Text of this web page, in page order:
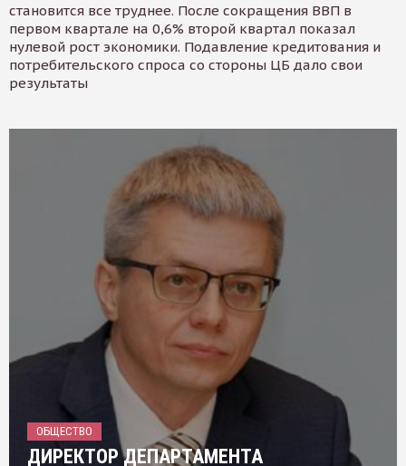
становится все труднее. После сокращения ВВП в
первом квартале на 0,6% второй квартал показал
нулевой рост экономики. Подавление кредитования и
потребительского спроса со стороны ЦБ дало свои
результаты
ОБЩЕСТВО
ДИРЕКТОР ДЕПАРТАМЕНТА